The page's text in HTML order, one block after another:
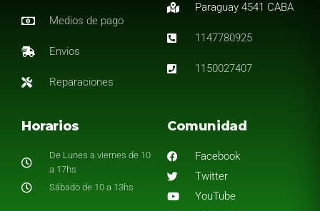
Medios de pago
Envios
Reparaciones
Paraguay 4541 CABA
1147780925
1150027407
Horarios
De Lunes a viernes de 10
a 17hs
Sábado de 10 a 13hs
Comunidad
Facebook
Twitter
YouTube